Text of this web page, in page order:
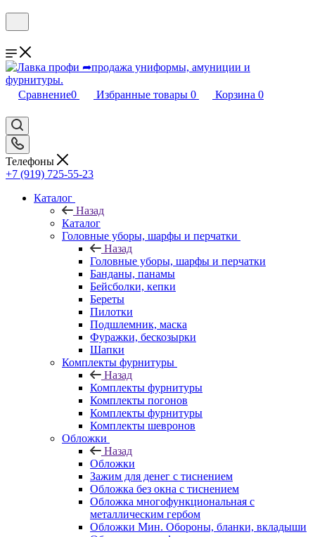
Сравнение0 Избранные товары 0 Корзина 0
Телефоны
+7 (919) 725-55-23
Каталог
Назад
Каталог
Головные уборы, шарфы и перчатки
Назад
Головные уборы, шарфы и перчатки
Банданы, панамы
Бейсболки, кепки
Береты
Пилотки
Подшлемник, маска
Фуражки, бескозырки
Шапки
Комплекты фурнитуры
Назад
Комплекты фурнитуры
Комплекты погонов
Комплекты фурнитуры
Комплекты шевронов
Обложки
Назад
Обложки
Зажим для денег с тиснением
Обложка без окна с тиснением
Обложка многофункциональная с
металлическим гербом
Обложки Мин. Обороны, бланки, вкладыши